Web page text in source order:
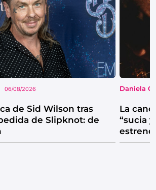
06/08/2026
de Sid Wilson tras
de Slipknot: de
Daniela
La
“sucia
estrenó